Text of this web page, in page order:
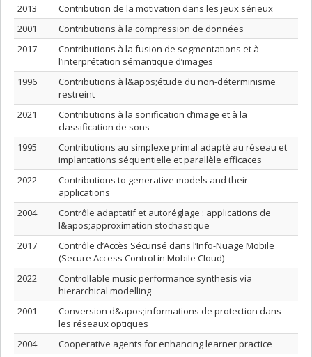
2013
Contribution de la motivation dans les jeux sérieux
2001
Contributions à la compression de données
2017
Contributions à la fusion de segmentations et à
l’interprétation sémantique d’images
1996
Contributions à l&apos;étude du non-déterminisme
restreint
2021
Contributions à la sonification d’image et à la
classification de sons
1995
Contributions au simplexe primal adapté au réseau et
implantations séquentielle et parallèle efficaces
2022
Contributions to generative models and their
applications
2004
Contrôle adaptatif et autoréglage : applications de
l&apos;approximation stochastique
2017
Contrôle d’Accès Sécurisé dans l’Info-Nuage Mobile
(Secure Access Control in Mobile Cloud)
2022
Controllable music performance synthesis via
hierarchical modelling
2001
Conversion d&apos;informations de protection dans
les réseaux optiques
2004
Cooperative agents for enhancing learner practice